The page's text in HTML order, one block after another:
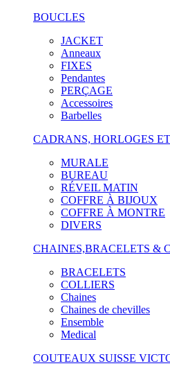
BOUCLES
JACKET
Anneaux
FIXES
Pendantes
PERÇAGE
Accessoires
Barbelles
CADRANS, HORLOGES
MURALE
BUREAU
RÉVEIL MATIN
COFFRE À BIJOUX
COFFRE À MONTRE
DIVERS
CHAINES,BRACELETS &
BRACELETS
COLLIERS
Chaines
Chaines de chevilles
Ensemble
Medical
COUTEAUX SUISSE